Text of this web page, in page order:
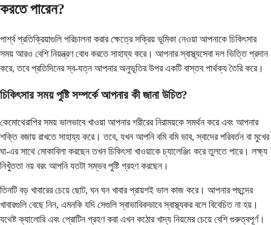
করতে পারেন?
পার্শ্ব প্রতিক্রিয়াগুলি পরিচালনা করার ক্ষেত্রে সক্রিয় ভূমিকা নেওয়া আপনাকে চিকিৎসার
সময় আরও বেশি নিয়ন্ত্রণ বোধ করতে সাহায্য করে। আপনার স্বাস্থ্যসেবা দল ভিত্তি প্রদান
করে, তবে প্রতিদিনের স্ব-যত্ন আপনার অনুভূতির উপর একটি বাস্তব পার্থক্য তৈরি করে।
চিকিৎসার সময় পুষ্টি সম্পর্কে আপনার কী জানা উচিত?
কেমোথেরাপির সময় ভালভাবে খাওয়া আপনার শরীরের নিরাময়কে সমর্থন করে এবং আপনার
শক্তি বজায় রাখতে সাহায্য করে। তবে, যখন আপনি বমি বমি ভাব, স্বাদের পরিবর্তন বা মুখের
ঘা-এর সাথে মোকাবিলা করছেন তখন চিকিৎসা খাওয়াকে চ্যালেঞ্জিং করে তুলতে পারে। লক্ষ্য
নিখুঁততা নয় বরং আপনি যতটা সম্ভব পুষ্টি গ্রহণ করছেন।
তিনটি বড় খাবারের চেয়ে ছোট, ঘন ঘন খাবার প্রায়শই ভাল কাজ করে। আপনার পছন্দের
খাবারগুলি বেছে নিন, এমনকি যদি সেগুলি স্বাভাবিকভাবে স্বাস্থ্যকর বলে বিবেচিত না হয়।
যথেষ্ট ক্যালোরি এবং প্রোটিন গ্রহণ করা এখন কঠোর খাদ্য নিয়মের চেয়ে বেশি গুরুত্বপূর্ণ।